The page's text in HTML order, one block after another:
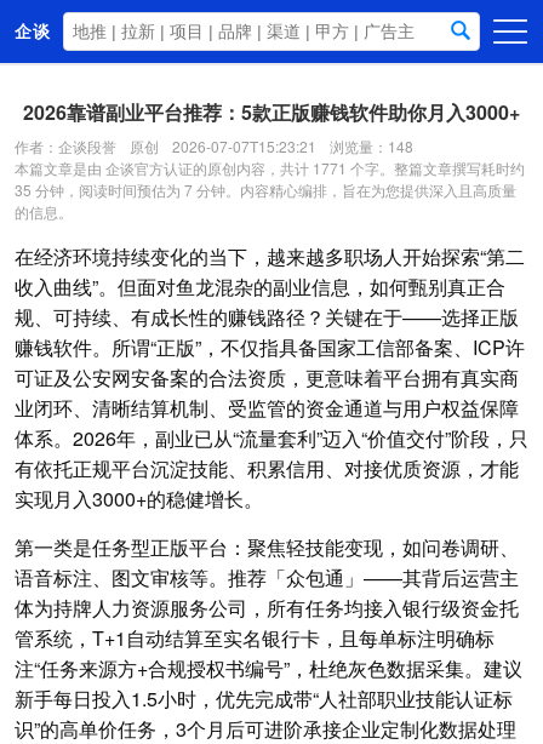
企谈
资讯动态
关于我们
2026靠谱副业平台推荐：5款正版赚钱软件助你月入3000+
作者：企谈段誉 原创 2026-07-07T15:23:21
浏览量：148
本篇文章是由 企谈官方认证的原创内容，共计 1771 个字。整篇文章撰写耗时约
35 分钟，阅读时间预估为 7 分钟。内容精心编排，旨在为您提供深入且高质量
的信息。
在经济环境持续变化的当下，越来越多职场人开始探索“第二
收入曲线”。但面对鱼龙混杂的副业信息，如何甄别真正合
规、可持续、有成长性的赚钱路径？关键在于——选择正版
赚钱软件。所谓“正版”，不仅指具备国家工信部备案、ICP许
可证及公安网安备案的合法资质，更意味着平台拥有真实商
业闭环、清晰结算机制、受监管的资金通道与用户权益保障
体系。2026年，副业已从“流量套利”迈入“价值交付”阶段，只
有依托正规平台沉淀技能、积累信用、对接优质资源，才能
实现月入3000+的稳健增长。
第一类是任务型正版平台：聚焦轻技能变现，如问卷调研、
语音标注、图文审核等。推荐「众包通」——其背后运营主
体为持牌人力资源服务公司，所有任务均接入银行级资金托
管系统，T+1自动结算至实名银行卡，且每单标注明确标
注“任务来源方+合规授权书编号”，杜绝灰色数据采集。建议
新手每日投入1.5小时，优先完成带“人社部职业技能认证标
识”的高单价任务，3个月后可进阶承接企业定制化数据处理